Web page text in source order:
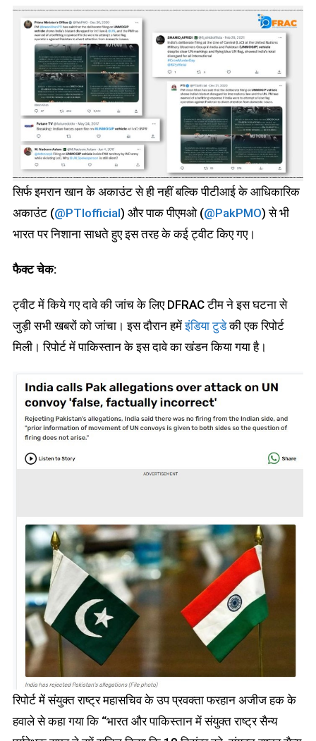
सिर्फ इमरान खान के अकाउंट से ही नहीं बल्कि पीटीआई के आधिकारिक
अकाउंट (@PTIofficial) और पाक पीएमओ (@PakPMO) से भी
भारत पर निशाना साधते हुए इस तरह के कई ट्वीट किए गए।
फैक्ट चेक:
ट्वीट में किये गए दावे की जांच के लिए DFRAC टीम ने इस घटना से
जुड़ी सभी खबरों को जांचा। इस दौरान हमेंइंडिया टुडेकी एक रिपोर्ट
मिली। रिपोर्ट में पाकिस्तान के इस दावे का खंडन किया गया है।
रिपोर्ट में संयुक्त राष्ट्र महासचिव के उप प्रवक्ता फरहान अजीज हक के
हवाले से कहा गया कि “भारत और पाकिस्तान में संयुक्त राष्ट्र सैन्य